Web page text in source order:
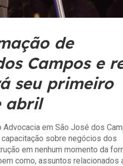
de
Campos e
seu primeiro
abril
em São José dos
sobre negócios dos
em nenhum momento da
como, assuntos relacionados